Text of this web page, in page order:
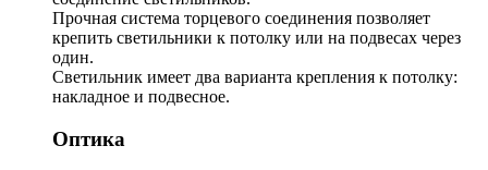
Прочная система торцевого соединения позволяет
крепить светильники к потолку или на подвесах через
один.
Светильник имеет два варианта крепления к потолку:
накладное и подвесное.
Оптика